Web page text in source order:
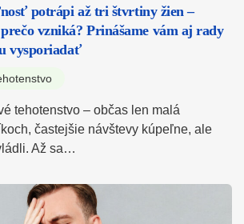
potrápi až tri štvrtiny žien –
vzniká? Prinášame vám aj rady
vysporiadať
tehotenstvo – občas len malá
častejšie návštevy kúpeľne, ale
Až sa…